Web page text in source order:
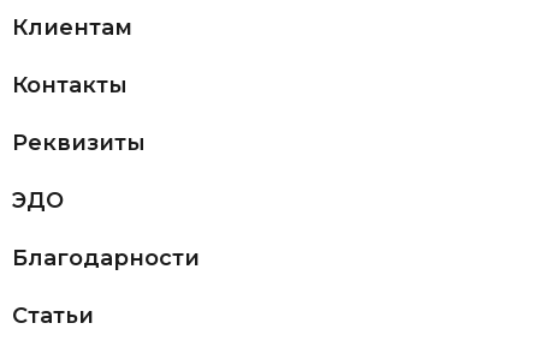
Клиентам
Контакты
Реквизиты
ЭДО
Благодарности
Статьи